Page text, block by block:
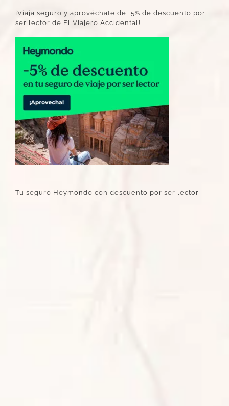
¡Viaja seguro y aprovéchate del 5% de descuento por
ser lector de El Viajero Accidental!
Tu seguro Heymondo con descuento por ser lector